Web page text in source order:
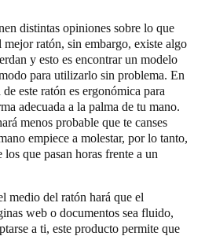
distintas opiniones sobre lo que
mejor ratón, sin embargo, existe algo
y esto es encontrar un modelo
para utilizarlo sin problema. En
este ratón es ergonómica para
adecuada a la palma de tu mano.
menos probable que te canses
empiece a molestar, por lo tanto,
que pasan horas frente a un
medio del ratón hará que el
web o documentos sea fluido,
a ti, este producto permite que